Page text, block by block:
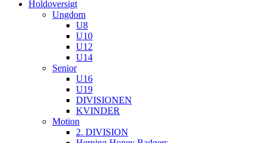
Holdoversigt
Ungdom
U8
U10
U12
U14
Senior
U16
U19
DIVISIONEN
KVINDER
Motion
2. DIVISION